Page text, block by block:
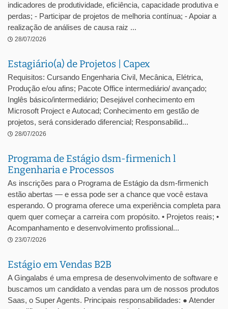
indicadores de produtividade, eficiência, capacidade produtiva e
perdas; - Participar de projetos de melhoria contínua; - Apoiar a
realização de análises de causa raiz ...
28/07/2026
Estagiário(a) de Projetos | Capex
Requisitos: Cursando Engenharia Civil, Mecânica, Elétrica,
Produção e/ou afins; Pacote Office intermediário/ avançado;
Inglês básico/intermediário; Desejável conhecimento em
Microsoft Project e Autocad; Conhecimento em gestão de
projetos, será considerado diferencial; Responsabilid...
28/07/2026
Programa de Estágio dsm-firmenich l
Engenharia e Processos
As inscrições para o Programa de Estágio da dsm-firmenich
estão abertas — e essa pode ser a chance que você estava
esperando. O programa oferece uma experiência completa para
quem quer começar a carreira com propósito. • Projetos reais; •
Acompanhamento e desenvolvimento profissional...
23/07/2026
Estágio em Vendas B2B
A Gingalabs é uma empresa de desenvolvimento de software e
buscamos um candidato a vendas para um de nossos produtos
Saas, o Super Agents. Principais responsabilidades: ● Atender